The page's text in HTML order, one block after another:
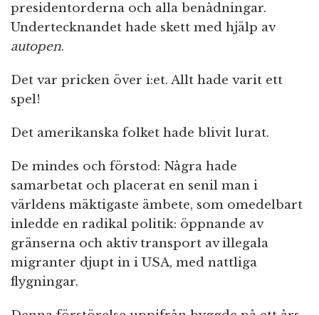
presidentorderna och alla benådningar.
Undertecknandet hade skett med hjälp av
autopen.
Det var pricken över i:et. Allt hade varit ett
spel!
Det amerikanska folket hade blivit lurat.
De mindes och förstod: Några hade
samarbetat och placerat en senil man i
världens mäktigaste ämbete, som omedelbart
inledde en radikal politik: öppnande av
gränserna och aktiv transport av illegala
migranter djupt in i USA, med nattliga
flygningar.